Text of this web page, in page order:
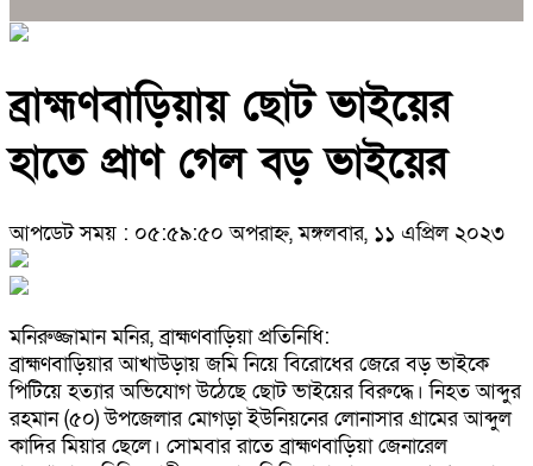
ব্রাহ্মণবাড়িয়ায় ছোট ভাইয়ের
হাতে প্রাণ গেল বড় ভাইয়ের
আপডেট সময় : ০৫:৫৯:৫০ অপরাহ্ন, মঙ্গলবার, ১১ এপ্রিল ২০২৩
মনিরুজ্জামান মনির, ব্রাহ্মণবাড়িয়া প্রতিনিধি:
ব্রাহ্মণবাড়িয়ার আখাউড়ায় জমি নিয়ে বিরোধের জেরে বড় ভাইকে
পিটিয়ে হত্যার অভিযোগ উঠেছে ছোট ভাইয়ের বিরুদ্ধে। নিহত আব্দুর
রহমান (৫০) উপজেলার মোগড়া ইউনিয়নের লোনাসার গ্রামের আব্দুল
কাদির মিয়ার ছেলে। সোমবার রাতে ব্রাহ্মণবাড়িয়া জেনারেল